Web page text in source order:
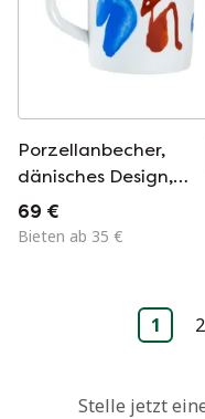
Porzellanbecher,
dänisches Design,
1998, Designer:
Mogens Andersen,
69 €
Bieten ab 35 €
1 2
Stelle jetzt